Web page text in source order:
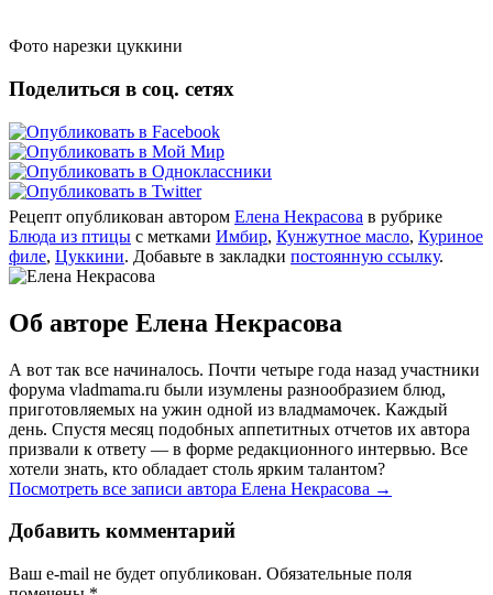
Фото нарезки цуккини
Поделиться в соц. сетях
Рецепт опубликован автором Елена Некрасова в рубрике
Блюда из птицы с метками Имбир, Кунжутное масло, Куриное
филе, Цуккини. Добавьте в закладки постоянную ссылку.
Об авторе Елена Некрасова
А вот так все начиналось. Почти четыре года назад участники
форума vladmama.ru были изумлены разнообразием блюд,
приготовляемых на ужин одной из владмамочек. Каждый
день. Спустя месяц подобных аппетитных отчетов их автора
призвали к ответу — в форме редакционного интервью. Все
хотели знать, кто обладает столь ярким талантом?
Посмотреть все записи автора Елена Некрасова →
Добавить комментарий
Ваш e-mail не будет опубликован. Обязательные поля